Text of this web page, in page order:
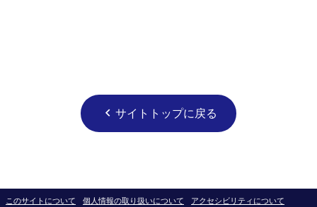
chevron_left サイトトップに戻る
このサイトについて 個人情報の取り扱いについて
アクセシビリティについて